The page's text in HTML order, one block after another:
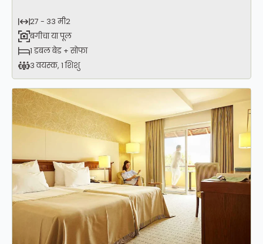
27 - 33 मी2
बगीचा या पूल
1 डबल बेड + सोफा
3 वयस्क, 1 शिशु